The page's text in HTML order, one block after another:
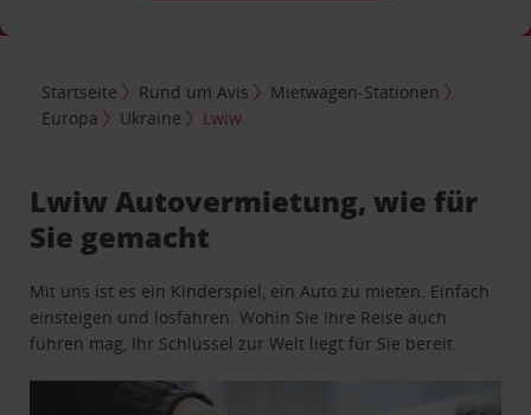
Startseite Rund um Avis
Mietwagen-Stationen
Europa
Ukraine Lwiw
Lwiw Autovermietung, wie für
Sie gemacht
Mit uns ist es ein Kinderspiel, ein Auto zu mieten. Einfach
einsteigen und losfahren. Wohin Sie Ihre Reise auch
führen mag, Ihr Schlüssel zur Welt liegt für Sie bereit.